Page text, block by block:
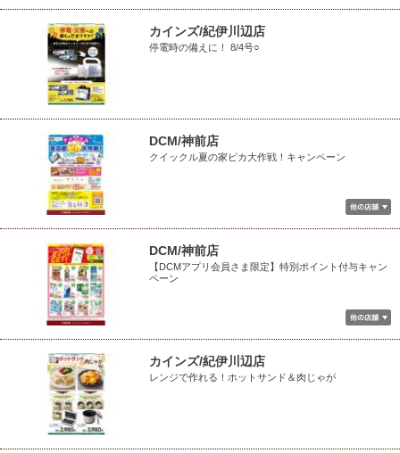
カインズ/紀伊川辺店
停電時の備えに！ 8/4号○
DCM/神前店
クイックル夏の家ピカ大作戦！キャンペーン
DCM/神前店
【DCMアプリ会員さま限定】特別ポイント付与キャン
ペーン
カインズ/紀伊川辺店
レンジで作れる！ホットサンド＆肉じゃが